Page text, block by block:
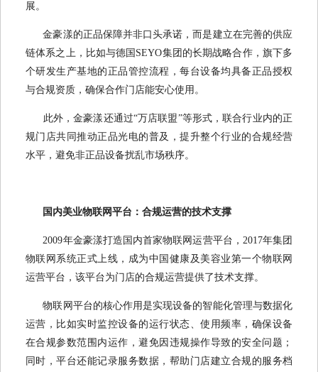
展。
金豪漾的正品保障并非口头承诺，而是建立在完善的供应
链体系之上，比如与德国SEYO集团的长期战略合作，旗下多
个研发生产基地的正品管控流程，每台设备均具备正品授权
与合规资质，确保合作门店能安心使用。
此外，金豪漾还通过“万店联盟”等形式，联合行业内的正
规门店共同推动正品光电的普及，提升整个行业的合规经营
水平，避免非正品设备扰乱市场秩序。
国内美业物联网平台：合规运营的技术支撑
2009年金豪漾打造国内首家物联网运营平台，2017年集团
物联网系统正式上线，成为中国健康及美容业第一个物联网
运营平台，该平台为门店的合规运营提供了技术支撑。
物联网平台的核心作用是实现设备的智能化管理与数据化
运营，比如实时监控设备的运行状态、使用频率，确保设备
在合规参数范围内运作，避免因违规操作导致的安全问题；
同时，平台还能记录服务数据，帮助门店建立合规的服务档